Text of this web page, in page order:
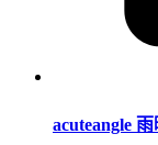
acuteangle